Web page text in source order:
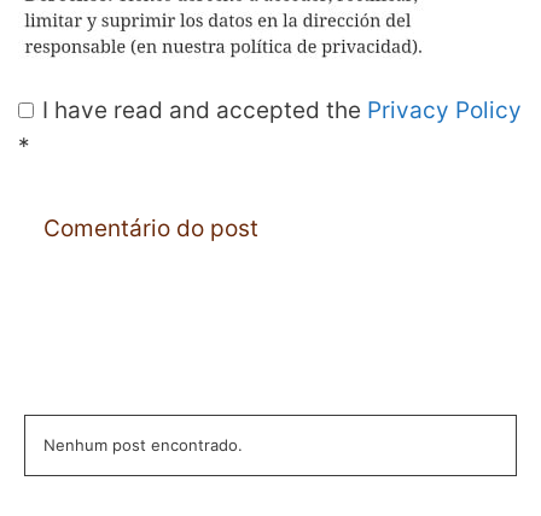
I have read and accepted the Privacy Policy
*
Nenhum post encontrado.